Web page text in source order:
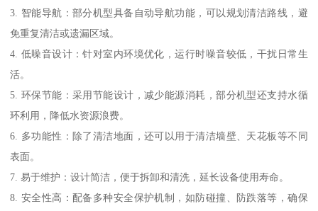
3. 智能导航：部分机型具备自动导航功能，可以规划清洁路线，避
免重复清洁或遗漏区域。
4. 低噪音设计：针对室内环境优化，运行时噪音较低，干扰日常生
活。
5. 环保节能：采用节能设计，减少能源消耗，部分机型还支持水循
环利用，降低水资源浪费。
6. 多功能性：除了清洁地面，还可以用于清洁墙壁、天花板等不同
表面。
7. 易于维护：设计简洁，便于拆卸和清洗，延长设备使用寿命。
8. 安全性高：配备多种安全保护机制，如防碰撞、防跌落等，确保